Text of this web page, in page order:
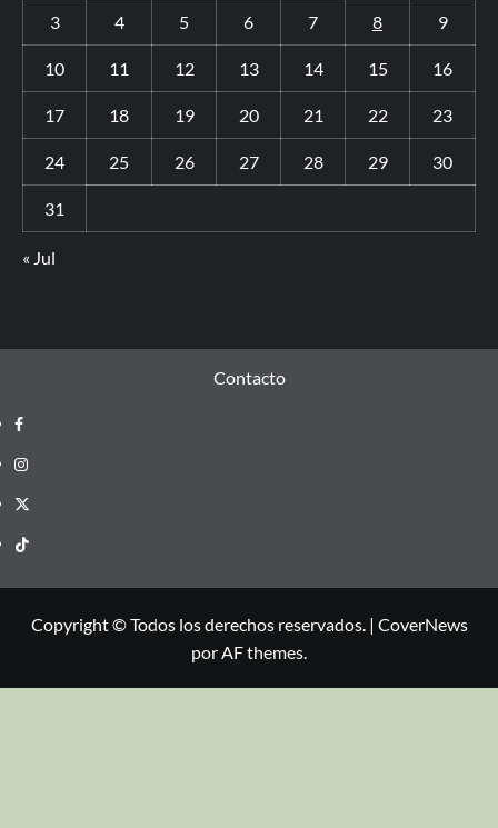
3 4 5 6 7 8 9
10 11 12 13 14 15 16
17 18 19 20 21 22 23
24 25 26 27 28 29 30
31
« Jul
Contacto
Copyright © Todos los derechos reservados. | CoverNews
por AF themes.